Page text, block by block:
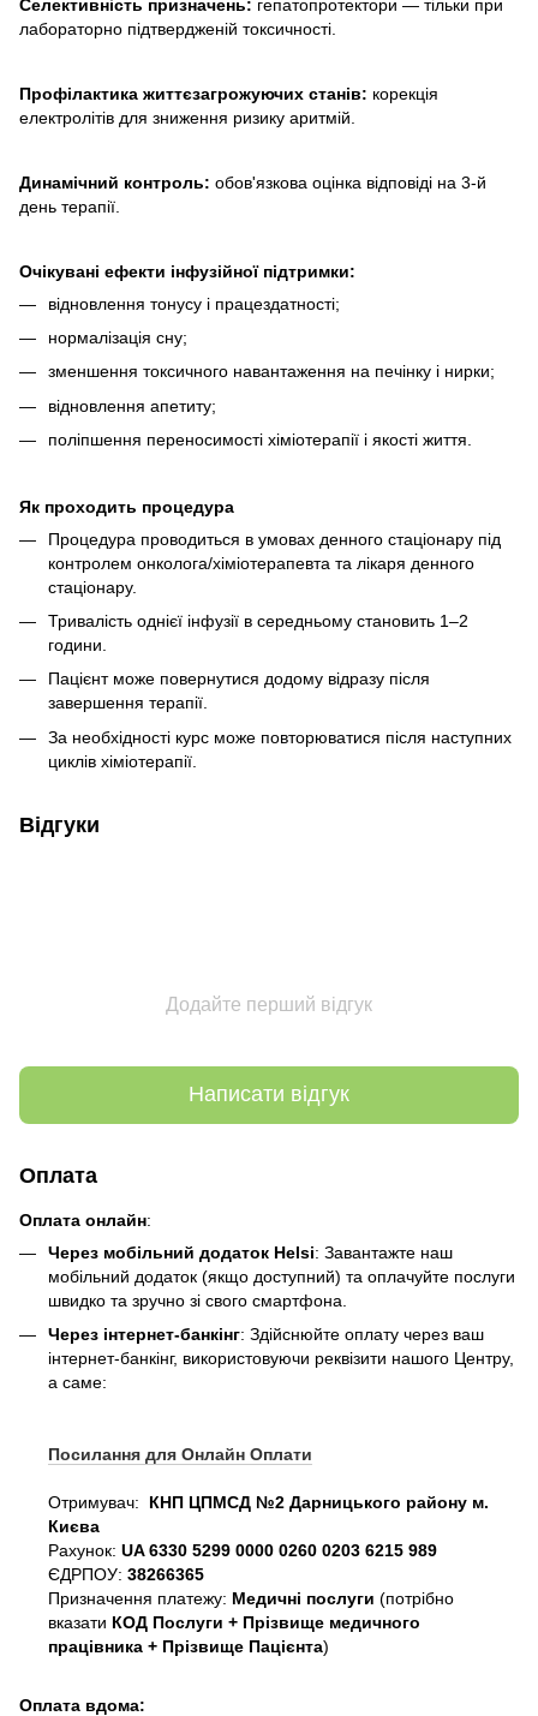
Селективність призначень: гепатопротектори — тільки при
лабораторно підтвердженій токсичності.
Профілактика життєзагрожуючих станів: корекція
електролітів для зниження ризику аритмій.
Динамічний контроль: обов'язкова оцінка відповіді на 3-й
день терапії.
Очікувані ефекти інфузійної підтримки:
відновлення тонусу і працездатності;
нормалізація сну;
зменшення токсичного навантаження на печінку і нирки;
відновлення апетиту;
поліпшення переносимості хіміотерапії і якості життя.
Як проходить процедура
Процедура проводиться в умовах денного стаціонару під
контролем онколога/хіміотерапевта та лікаря денного
стаціонару.
Тривалість однієї інфузії в середньому становить 1–2
години.
Пацієнт може повернутися додому відразу після
завершення терапії.
За необхідності курс може повторюватися після наступних
циклів хіміотерапії.
Відгуки
Додайте перший відгук
Написати відгук
Оплата
Оплата онлайн:
Через мобільний додаток Helsi: Завантажте наш
мобільний додаток (якщо доступний) та оплачуйте послуги
швидко та зручно зі свого смартфона.
Через інтернет-банкінг: Здійснюйте оплату через ваш
інтернет-банкінг, використовуючи реквізити нашого Центру,
а саме:
Посилання для Онлайн Оплати
Отримувач:
КНП ЦПМСД №2 Дарницького району м.
Києва
Рахунок: UA 6330 5299 0000 0260 0203 6215 989
ЄДРПОУ: 38266365
Призначення платежу: Медичні послуги (потрібно
вказати КОД Послуги + Прізвище медичного
працівника + Прізвище Пацієнта)
Оплата вдома: